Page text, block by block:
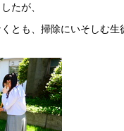
たが、
とも、掃除にいそしむ生